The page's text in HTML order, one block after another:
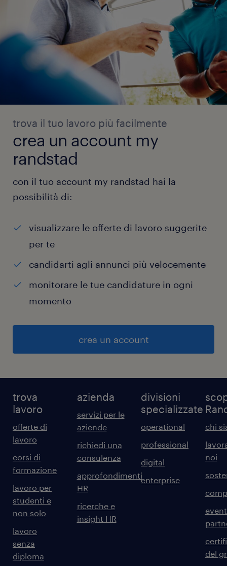
trova il tuo lavoro più facilmente
crea un account my
randstad
con il tuo account my randstad hai la
possibilità di:
visualizzare le offerte di lavoro suggerite
per te
candidarti agli annunci più velocemente
monitorare le tue candidature in ogni
momento
crea un account
trova
lavoro
offerte di
lavoro
corsi di
formazione
lavoro per
studenti e
non solo
lavoro
senza
diploma
azienda
servizi per le
aziende
richiedi una
consulenza
approfondimenti
HR
ricerche e
insight HR
divisioni
specializzate
operational
professional
digital
enterprise
chi
noi
del